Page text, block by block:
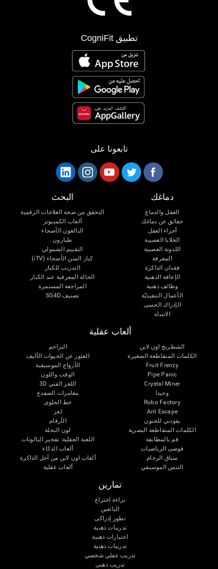
تطبيق CogniFit
تابعونا على
دماغك
العقل والدماغ
حقائق عن دماغك
أجزاء العقل
الخلايا العصبية
اللدونة العصبية
المعرفة
فقدان الذاكرة
الإعاقة الذهنية
وظائف ذهنية
الأعمال التنفيذيّة
الإدراك الحسى
الانتباه
البحث
التحقق من صحة العلاجات الرقمية
ألعاب الكمبيوتر
البالغون الأصحاء
طيارون
التقييم الشمولي
كبار السن الأصحاء (iTV)
التدريب للكبار
الحالة المعرفية عند الكبار
المراجعة المستمرة
تصنيف SG4D
ألعاب عقلية
الشطرنج اون لاين
الكلمات المتقاطعة الصغيرة
Fruit Frenzy
Pipe Panic
Crystal Miner
وحيدا
Robo Factory
Ant Escape
يقودني للجنون
الكلمات المتقاطعة البصرية
قم بالمطابقة
فوضى الرياضيات
سباق الرخام
التنس الموسيقي
التزاحم
العثور عن الحيوات الأليف
الأزواج الموسيقية
الوقت واللون
اللغز الفني 3D
مغامرات الضفدع
خط الحلوى
لغز
الأرقام
لون النحلة
اللعبة العقلية: تفجير البالونات
ألعاب الذكاء
ألعاب اون لاين من آجل الذاكرة
ألعاب عقلية
تمارين
براءة اختراع
البائعين
تطور إدراكى
تدريبات ذهنية
اختبارات ذهنية
تدريبات ذهنية
تدريب عقلي شخصي
تدريب ذهنى